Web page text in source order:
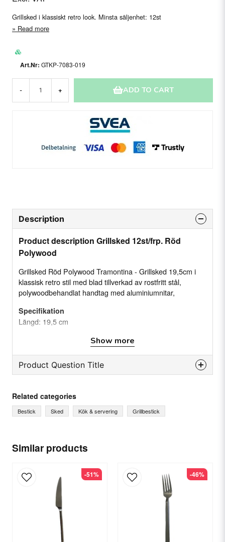
Grillsked i klassiskt retro look. Minsta säljenhet: 12st
Read more
GTKP-7083-019
- + ADD TO CART
Similar products
-51% -46%
Description
Product description Grillsked 12st/frp. Röd
Polywood
Grillsked Röd Polywood Tramontina - Grillsked 19,5cm i
klassisk retro stil med blad tillverkad av rostfritt stål,
polywoodbehandlat handtag med aluminiumnitar,
Specifikation
Längd: 19,5 cm
Färg: Handtag i röd nyans
Antal i förpackning: 12st
Show more
Product Question Title
Ask us something about this product...
Name
email
Email
Yes, you can publish my question.
Related categories
Bestick Sked Kök & servering Grillbestick